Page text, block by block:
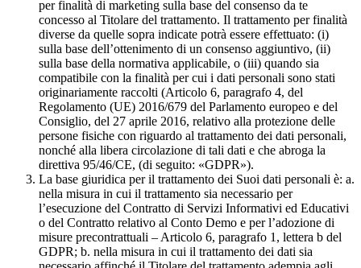
per finalità di marketing sulla base del consenso da te
concesso al Titolare del trattamento. Il trattamento per finalità
diverse da quelle sopra indicate potrà essere effettuato: (i)
sulla base dell’ottenimento di un consenso aggiuntivo, (ii)
sulla base della normativa applicabile, o (iii) quando sia
compatibile con la finalità per cui i dati personali sono stati
originariamente raccolti (Articolo 6, paragrafo 4, del
Regolamento (UE) 2016/679 del Parlamento europeo e del
Consiglio, del 27 aprile 2016, relativo alla protezione delle
persone fisiche con riguardo al trattamento dei dati personali,
nonché alla libera circolazione di tali dati e che abroga la
direttiva 95/46/CE, (di seguito: «GDPR»).
La base giuridica per il trattamento dei Suoi dati personali è: a.
nella misura in cui il trattamento sia necessario per
l’esecuzione del Contratto di Servizi Informativi ed Educativi
o del Contratto relativo al Conto Demo e per l’adozione di
misure precontrattuali – Articolo 6, paragrafo 1, lettera b del
GDPR; b. nella misura in cui il trattamento dei dati sia